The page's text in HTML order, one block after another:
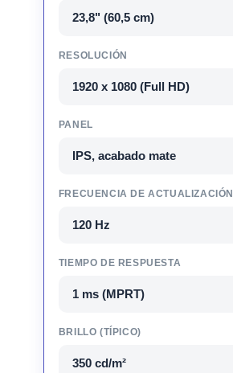
23,8" (60,5 cm)
RESOLUCIÓN
1920 x 1080 (Full HD)
PANEL
IPS, acabado mate
FRECUENCIA DE ACTUALIZACIÓN
120 Hz
TIEMPO DE RESPUESTA
1 ms (MPRT)
BRILLO (TÍPICO)
350 cd/m²